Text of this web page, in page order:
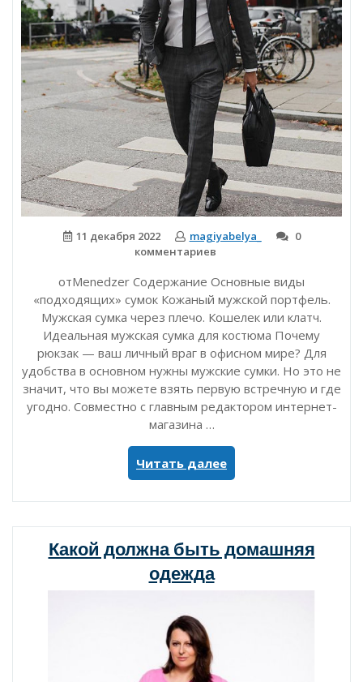
11 декабря 2022 magiyabelya_
0
комментариев
отMenedzer Содержание Основные виды
«подходящих» сумок Кожаный мужской портфель.
Мужская сумка через плечо. Кошелек или клатч.
Идеальная мужская сумка для костюма Почему
рюкзак — ваш личный враг в офисном мире? Для
удобства в основном нужны мужские сумки. Но это не
значит, что вы можете взять первую встречную и где
угодно. Совместно с главным редактором интернет-
магазина …
Читать далее«Какой
должна
быть
мужского
Какой должна быть домашняя
одежда